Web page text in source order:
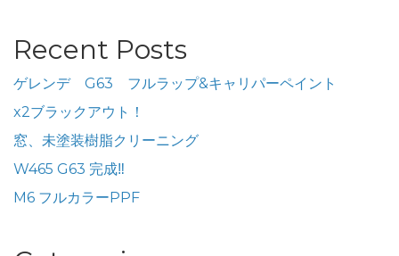
Recent Posts
ゲレンデ G63 フルラップ&キャリパーペイント
x2ブラックアウト！
窓、未塗装樹脂クリーニング
W465 G63 完成‼️
M6 フルカラーPPF